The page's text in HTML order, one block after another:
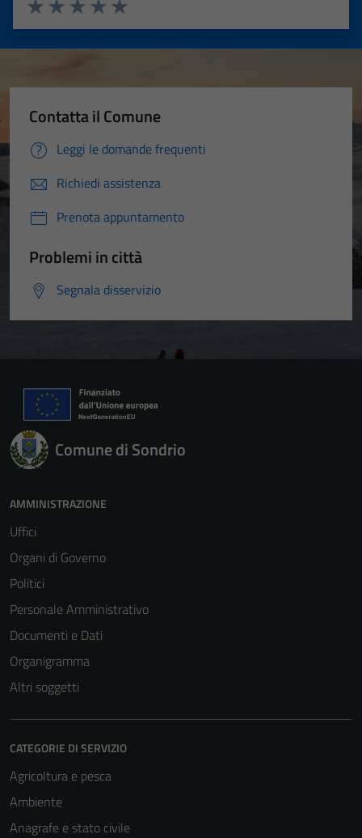
Valuta 5 stelle su 5
Valuta 4 stelle su 5
Valuta 3 stelle su 5
Valuta 2 stelle su 5
Valuta 1 stelle su 5
Contatta il Comune
Leggi le domande frequenti
Richiedi assistenza
Prenota appuntamento
Problemi in città
Segnala disservizio
Comune di Sondrio
AMMINISTRAZIONE
Uffici
Organi di Governo
Politici
Personale Amministrativo
Documenti e Dati
Organigramma
Altri soggetti
CATEGORIE DI SERVIZIO
Agricoltura e pesca
Ambiente
Anagrafe e stato civile